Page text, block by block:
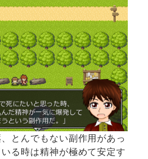
とんでもない副作用があっ
る時は精神が極めて安定す